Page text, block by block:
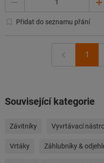
Přidat do seznamu přání
1
Související kategorie
Závitníky Vyvrtávací
Vrtáky Záhlubníky &